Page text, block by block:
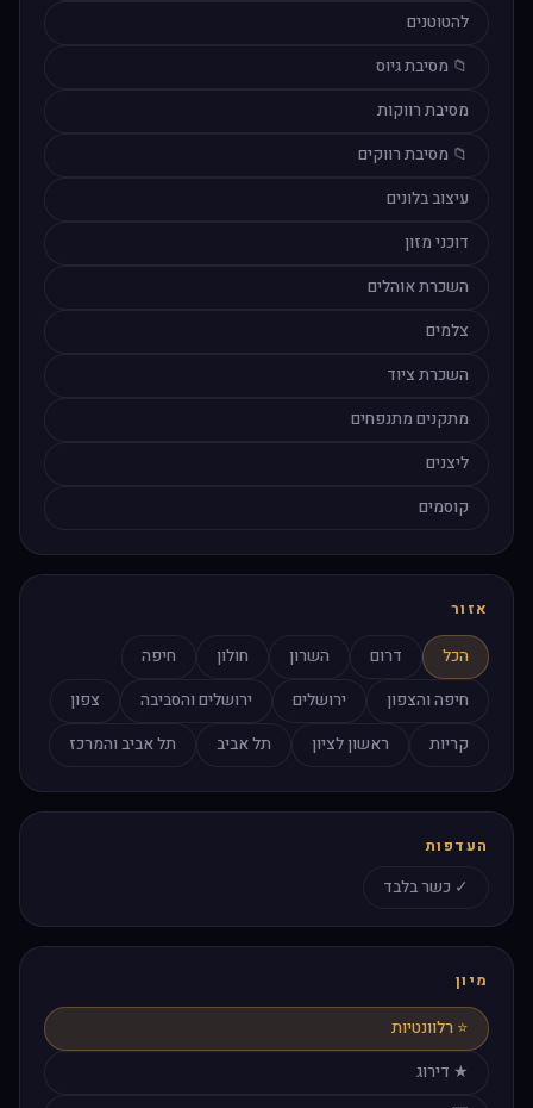
להטוטנים
📁 מסיבת גיוס
מסיבת רווקות
📁 מסיבת רווקים
עיצוב בלונים
דוכני מזון
השכרת אוהלים
צלמים
השכרת ציוד
מתקנים מתנפחים
ליצנים
קוסמים
אזור
הכל דרום השרון חולון
חיפה
חיפה והצפון
ירושלים ירושלים והסביבה
צפון
קריות
ראשון לציון תל אביב תל אביב והמרכז
העדפות
✓ כשר בלבד
מיון
⭐ רלוונטיות
★ דירוג